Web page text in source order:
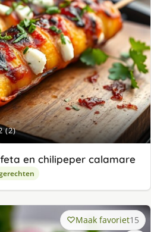
(2)
en chilipeper calamare
Maak favoriet15